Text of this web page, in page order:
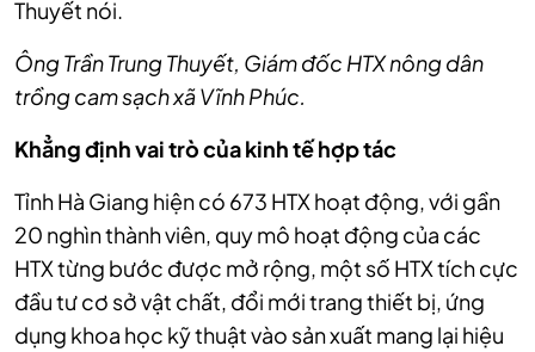
Thuyết nói.
Ông Trần Trung Thuyết, Giám đốc HTX nông dân
trồng cam sạch xã Vĩnh Phúc.
Khẳng định vai trò của kinh tế hợp tác
Tỉnh Hà Giang hiện có 673 HTX hoạt động, với gần
20 nghìn thành viên, quy mô hoạt động của các
HTX từng bước được mở rộng, một số HTX tích cực
đầu tư cơ sở vật chất, đổi mới trang thiết bị, ứng
dụng khoa học kỹ thuật vào sản xuất mang lại hiệu